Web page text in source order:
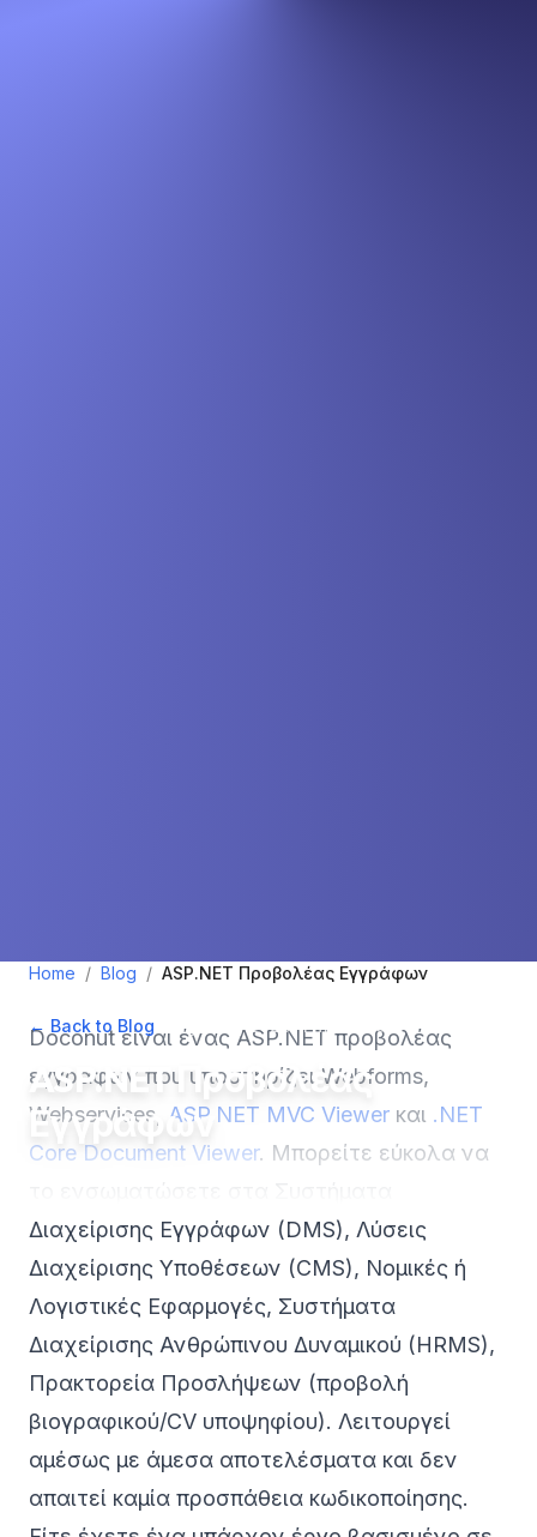
Home / Blog / ASP.NET Προβολέας Εγγράφων
← Back to Blog August 2, 2023 •1min read
ASP.NET Προβολέας
Εγγράφων
Doconut είναι ένας ASP.NET προβολέας
εγγράφων που υποστηρίζει Webforms,
Webservices, ASP.NET MVC Viewer και .NET
Core Document Viewer. Μπορείτε εύκολα να
Διαχείρισης Εγγράφων (DMS), Λύσεις
Διαχείρισης Υποθέσεων (CMS), Νομικές ή
Λογιστικές Εφαρμογές, Συστήματα
Διαχείρισης Ανθρώπινου Δυναμικού (HRMS),
Πρακτορεία Προσλήψεων (προβολή
βιογραφικού/CV υποψηφίου). Λειτουργεί
αμέσως με άμεσα αποτελέσματα και δεν
απαιτεί καμία προσπάθεια κωδικοποίησης.